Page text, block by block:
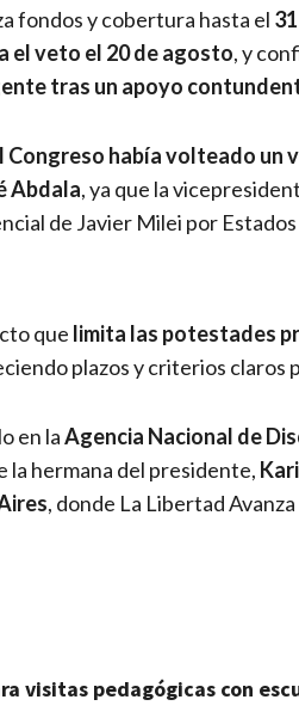
fondos y cobertura hasta el
el veto el 20 de agosto, y
tras un apoyo
Congreso había volteado un
Abdala, ya que la
de Javier Milei por Estados
que limita las potestades
plazos y criterios claros
en laAgencia Nacional de
la hermana del presidente,
, donde La Libertad
visitas pedagógicas con